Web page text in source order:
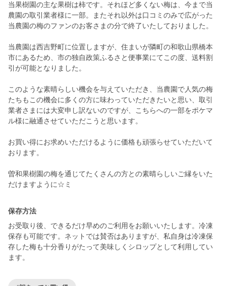
当果樹園の主な果樹は柿です。それほど多くない梅は、今まで当
農園の取引業者様に一部。またそれ以外は口コミのみで広がった
当農園の梅のファンのお客さまの分で終了いたしておりました。
当農園は西吉野町に位置しますが、住まいが隣町の和歌山県橋本
市にあるため、市の独自政策ふるさと便事業にてこの度、送料割
引が可能となりました。
このような素晴らしい機会を与えていただき、当農園で人気の梅
たちもこの機会に多くの方に味わっていただきたいと思い、取引
業者さまには大変申し訳ないのですが、こちらへの一部をポケマ
ル様に融通させていただこうと思います。
お買い得にお求めいただけるように価格も頑張らせていただいて
おります。
曽和果樹園の梅を通じてたくさんの方との素晴らしいご縁をいた
だけますように☆ミ
保存方法
お受取り後、できるだけ早めのご利用をお願いいたします。冷凍
保存も可能です。ネットでは賛否はありますが、私自身は冷凍保
存した梅も十分香りがたって美味しくシロップとして利用してい
ます。